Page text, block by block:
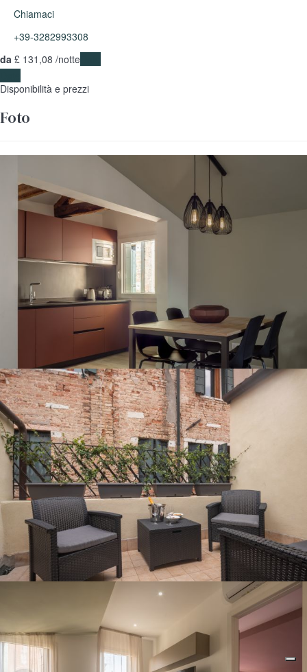
Chiamaci
+39-3282993308
da £ 131,08 /notte
Disponibilità e prezzi
Foto